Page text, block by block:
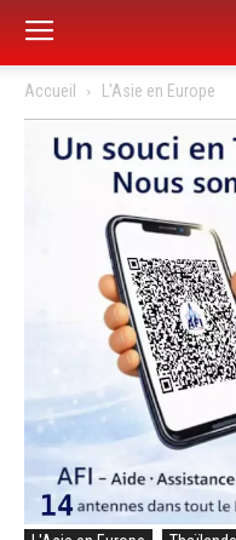
Accueil L'Asie en Europe